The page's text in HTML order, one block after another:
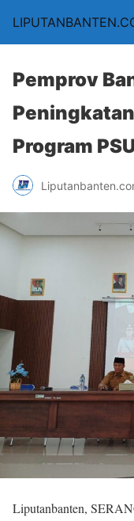
Pemprov
Program
Liputanbanten,